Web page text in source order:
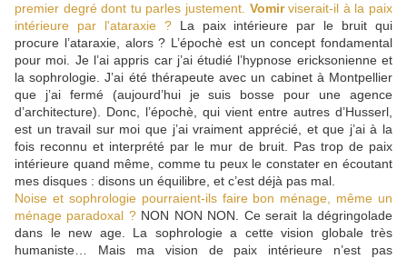
premier degré dont tu parles justement. Vomirviserait-il à la paix
intérieure par l'ataraxie ?La paix intérieure par le bruit qui
procure l’ataraxie, alors ? L’épochè est un concept fondamental
pour moi. Je l’ai appris car j’ai étudié l’hypnose ericksonienne et
la sophrologie. J’ai été thérapeute avec un cabinet à Montpellier
que j’ai fermé (aujourd’hui je suis bosse pour une agence
d’architecture). Donc, l’épochè, qui vient entre autres d’Husserl,
est un travail sur moi que j’ai vraiment apprécié, et que j’ai à la
fois reconnu et interprété par le mur de bruit. Pas trop de paix
intérieure quand même, comme tu peux le constater en écoutant
mes disques : disons un équilibre, et c’est déjà pas mal.
Noise et sophrologie pourraient-ils faire bon ménage, même un
ménage paradoxal ? NON NON NON. Ce serait la dégringolade
dans le new age. La sophrologie a cette vision globale très
humaniste… Mais ma vision de paix intérieure n’est pas